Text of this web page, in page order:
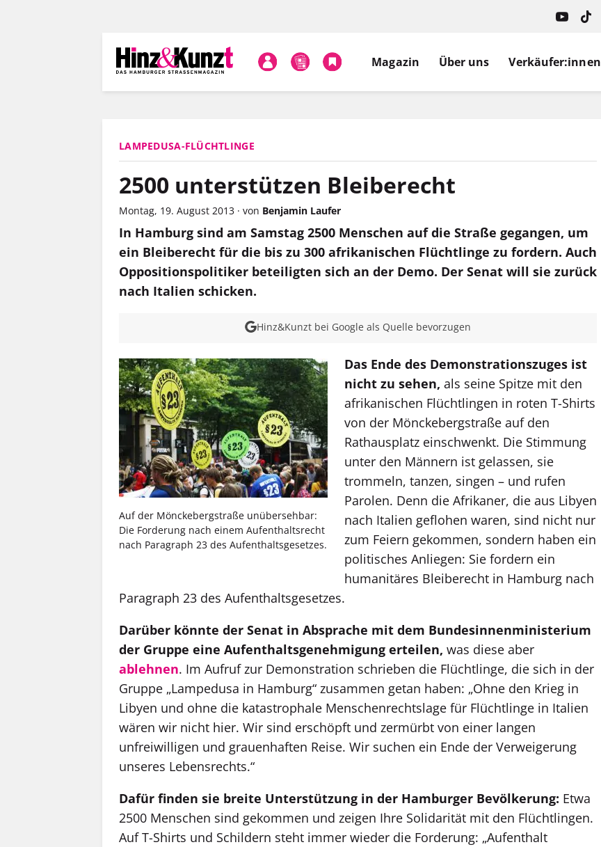
Magazin Über uns Verkäufer:innen
LAMPEDUSA-FLÜCHTLINGE
2500 unterstützen Bleiberecht
Montag, 19. August 2013 · von Benjamin Laufer
In Hamburg sind am Samstag 2500 Menschen auf die Straße gegangen, um
ein Bleiberecht für die bis zu 300 afrikanischen Flüchtlinge zu fordern. Auch
Oppositionspolitiker beteiligten sich an der Demo. Der Senat will sie zurück
nach Italien schicken.
Hinz&Kunzt bei Google als Quelle bevorzugen
Auf der Mönckebergstraße unübersehbar:
Die Forderung nach einem Aufenthaltsrecht
nach Paragraph 23 des Aufenthaltsgesetzes.
Das Ende des Demonstrationszuges ist
nicht zu sehen, als seine Spitze mit den
afrikanischen Flüchtlingen in roten T-Shirts
von der Mönckebergstraße auf den
Rathausplatz einschwenkt. Die Stimmung
unter den Männern ist gelassen, sie
trommeln, tanzen, singen – und rufen
Parolen. Denn die Afrikaner, die aus Libyen
nach Italien geflohen waren, sind nicht nur
zum Feiern gekommen, sondern haben ein
politisches Anliegen: Sie fordern ein
humanitäres Bleiberecht in Hamburg nach
Paragraph 23 des Aufenthaltsgesetzes.
Darüber könnte der Senat in Absprache mit dem Bundesinnenministerium
der Gruppe eine Aufenthaltsgenehmigung erteilen, was diese aber
ablehnen. Im Aufruf zur Demonstration schrieben die Flüchtlinge, die sich in der
Gruppe „Lampedusa in Hamburg“ zusammen getan haben: „Ohne den Krieg in
Libyen und ohne die katastrophale Menschenrechtslage für Flüchtlinge in Italien
wären wir nicht hier. Wir sind erschöpft und zermürbt von einer langen
unfreiwilligen und grauenhaften Reise. Wir suchen ein Ende der Verweigerung
unseres Lebensrechts.“
Dafür finden sie breite Unterstützung in der Hamburger Bevölkerung: Etwa
2500 Menschen sind gekommen und zeigen Ihre Solidarität mit den Flüchtlingen.
Auf T-Shirts und Schildern steht immer wieder die Forderung: „Aufenthalt